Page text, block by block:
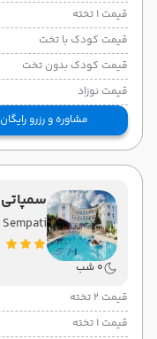
قیمت 1 تخته
قیمت کودک با تخت
قیمت کودک بدون تخت
قیمت نوزاد
مشاوره و رزرو رایگان
سمپاتی
Sempati
0 شب
قیمت 2 تخته
قیمت 1 تخته